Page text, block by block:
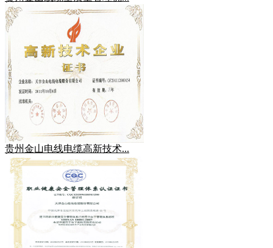
贵州金山电线电缆高新技术...